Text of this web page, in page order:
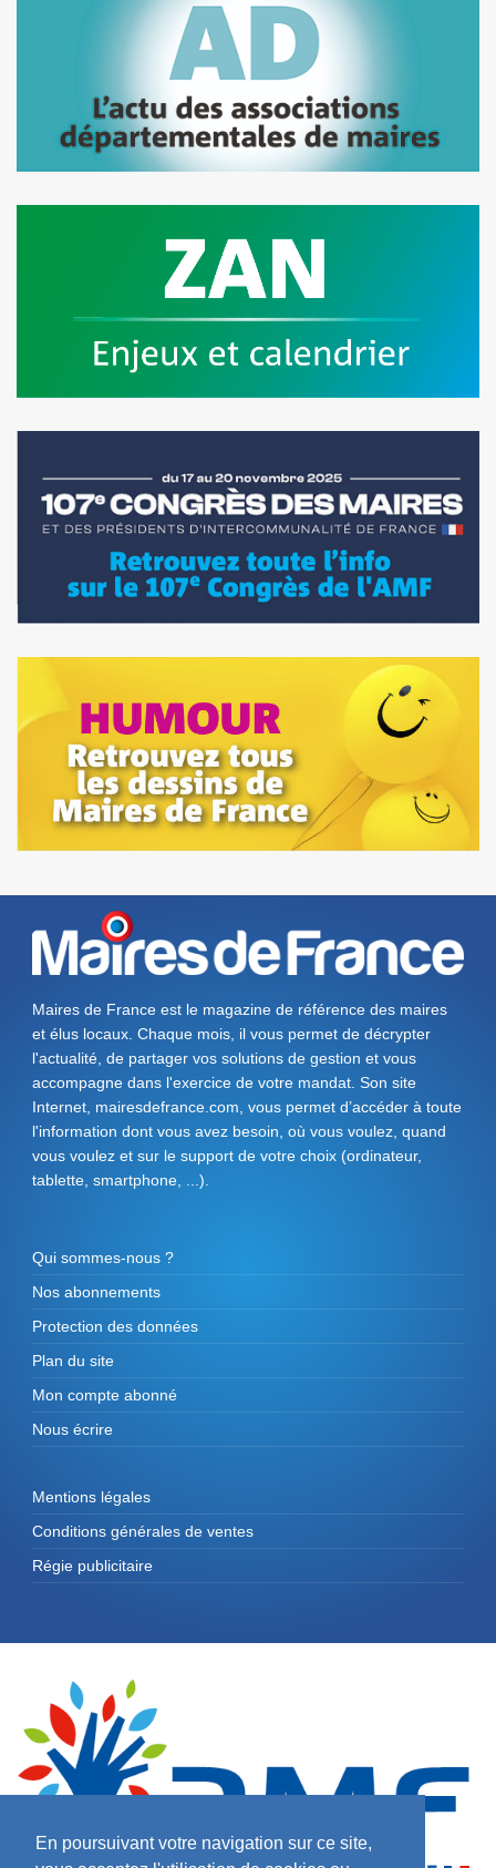
En poursuivant votre navigation sur ce site,
Maires de France est le magazine de référence des maires
et élus locaux. Chaque mois, il vous permet de décrypter
l'actualité, de partager vos solutions de gestion et vous
accompagne dans l'exercice de votre mandat. Son site
Internet, mairesdefrance.com, vous permet d’accéder à toute
l'information dont vous avez besoin, où vous voulez, quand
vous voulez et sur le support de votre choix (ordinateur,
tablette, smartphone, ...).
Qui sommes-nous ?
Nos abonnements
Protection des données
Plan du site
Mon compte abonné
Nous écrire
Mentions légales
Conditions générales de ventes
Régie publicitaire